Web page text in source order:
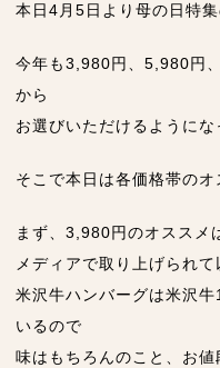
本日4月5日より母の日特
今年も3,980円、5,980円
から
お選びいただけるようにな
そこで本日は各価格帯のオ
まず、3,980円のオススメ
メディアで取り上げられ
米沢牛ハンバーグは米沢
いるので
味はもちろんのこと、お